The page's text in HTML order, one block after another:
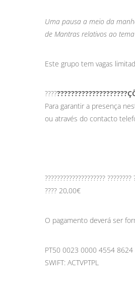
Uma pausa a meio da
de Mantras relativos ao
Este grupo tem vagas
????????????????????????
Para garantir a presença
ou através do contacto
???????????????????? ????????
???? 20,00€
O pagamento deverá ser
PT50 0023 0000 4554
SWIFT: ACTVPTPL